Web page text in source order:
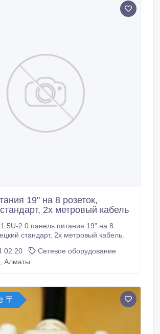
19" на 8 розеток,
2х метровый кабель
питания 19" на 8
розеток, немецкий стандарт, 2х метровый кабель.
02:20
Сетевое оборудование
Алматы
〒